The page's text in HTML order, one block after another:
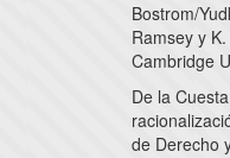
Bostrom/
Ramsey y
Cambridge
De la
de Derecho